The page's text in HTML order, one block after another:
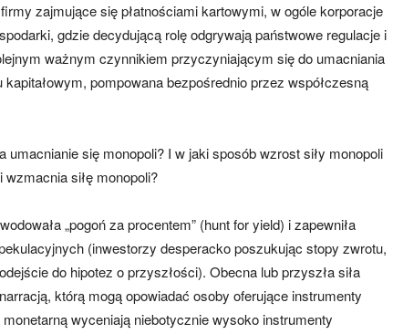
zajmujące się płatnościami kartowymi, w ogóle korporacje
gdzie decydującą rolę odgrywają państwowe regulacje i
ważnym czynnikiem przyczyniającym się do umacniania
pompowana bezpośrednio przez współczesną
się monopoli? I w jaki sposób wzrost siły monopoli
siłę monopoli?
„pogoń za procentem” (hunt for yield) i zapewniła
(inwestorzy desperacko poszukując stopy zwrotu,
do hipotez o przyszłości). Obecna lub przyszła siła
którą mogą opowiadać osoby oferujące instrumenty
wyceniają niebotycznie wysoko instrumenty